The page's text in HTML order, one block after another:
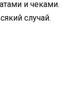
и чеками.
случай.